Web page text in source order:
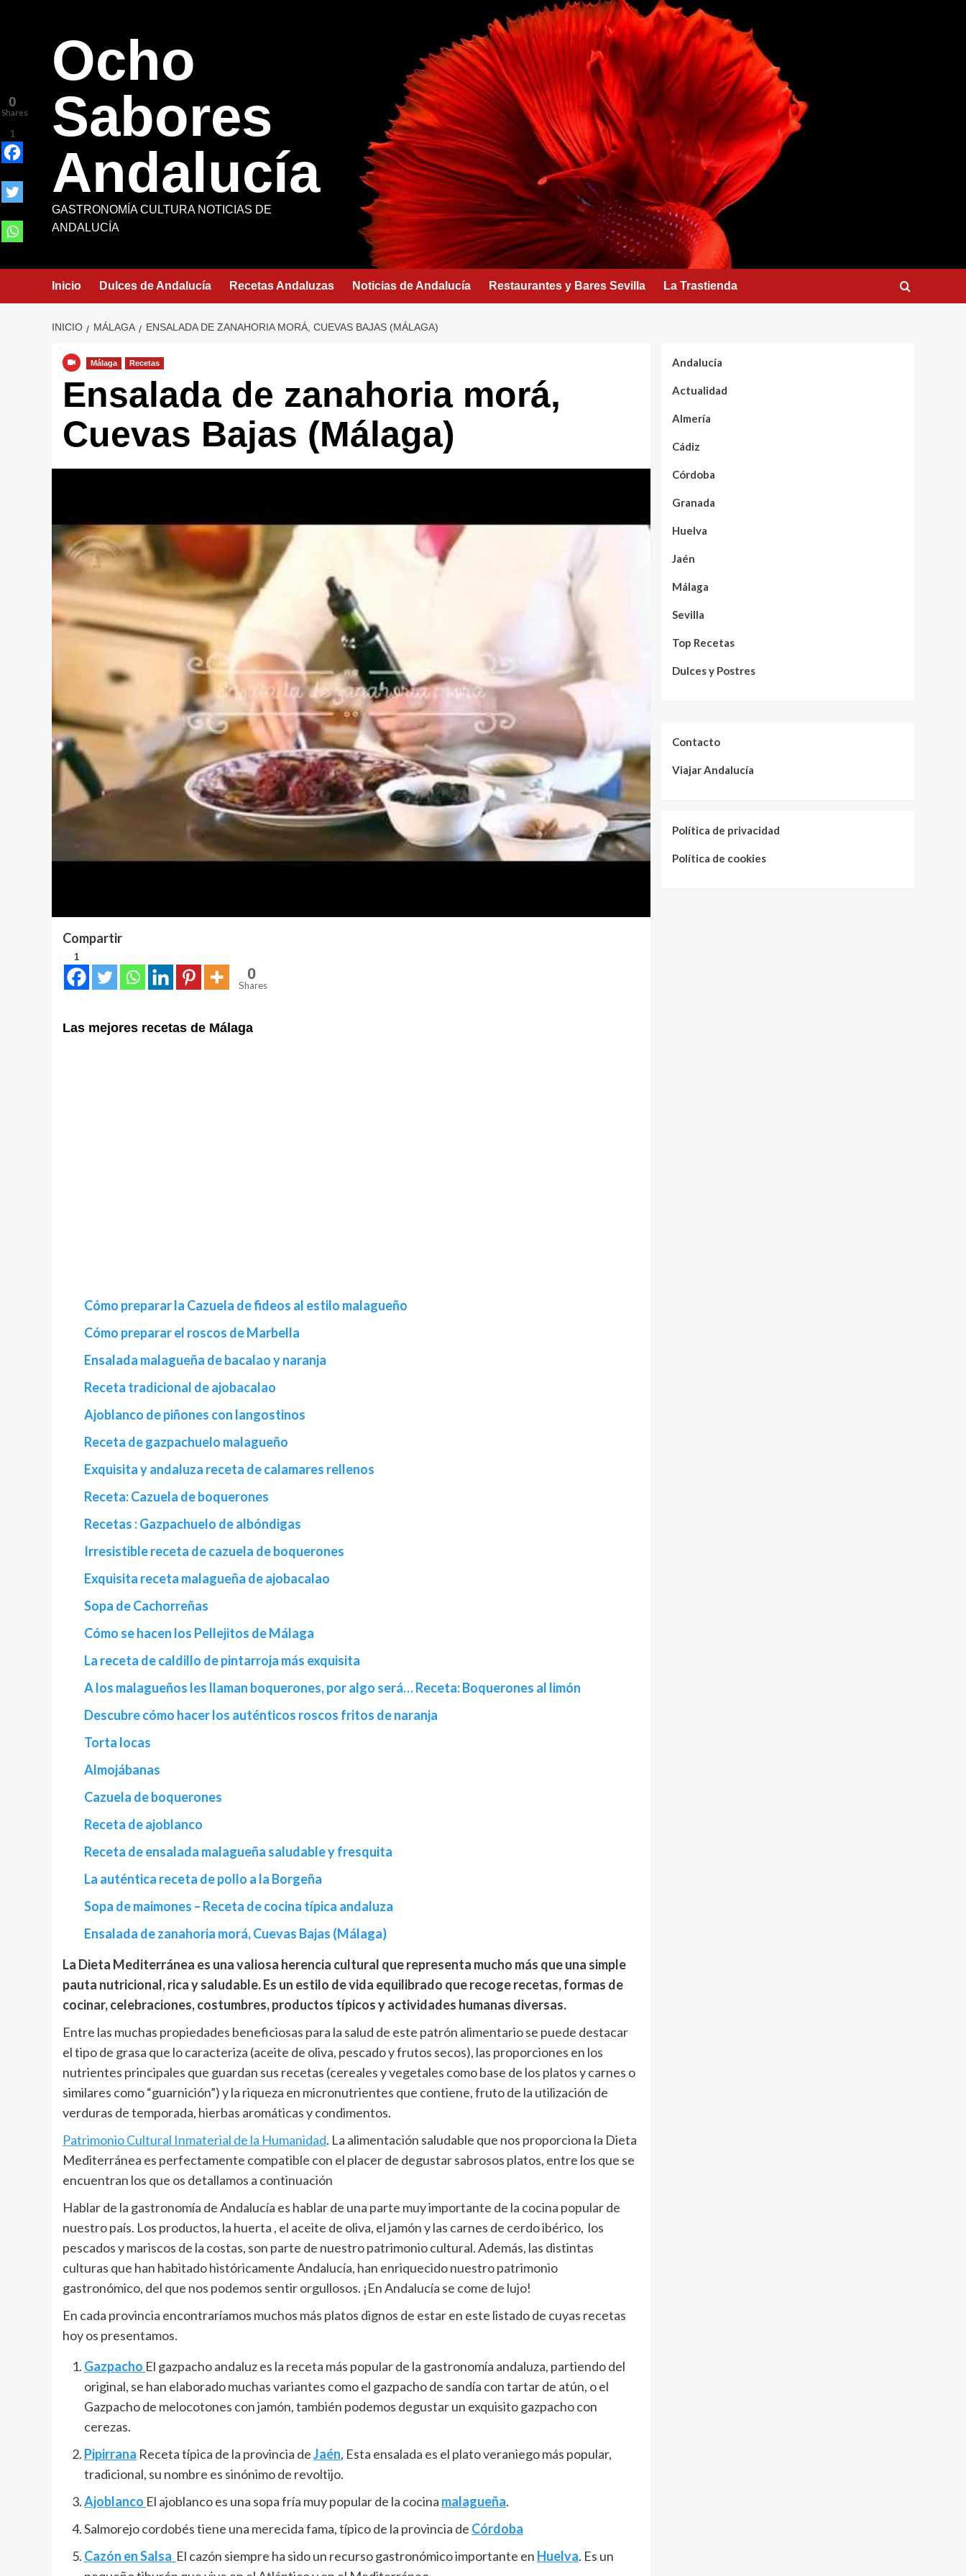
Ocho
Sabores
Andalucía
GASTRONOMÍA CULTURA NOTICIAS DE
ANDALUCÍA
Inicio Dulces de Andalucía Recetas Andaluzas Noticias de Andalucía Restaurantes y Bares Sevilla La Trastienda
INICIO MÁLAGA ENSALADA DE ZANAHORIA MORÁ, CUEVAS BAJAS (MÁLAGA)
Málaga Recetas
Ensalada de zanahoria morá,
Cuevas Bajas (Málaga)
Compartir
1
0
Shares
Las mejores recetas de Málaga
Cómo preparar la Cazuela de fideos al estilo malagueño
Cómo preparar el roscos de Marbella
Ensalada malagueña de bacalao y naranja
Receta tradicional de ajobacalao
Ajoblanco de piñones con langostinos
Receta de gazpachuelo malagueño
Exquisita y andaluza receta de calamares rellenos
Receta: Cazuela de boquerones
Recetas : Gazpachuelo de albóndigas
Irresistible receta de cazuela de boquerones
Exquisita receta malagueña de ajobacalao
Sopa de Cachorreñas
Cómo se hacen los Pellejitos de Málaga
La receta de caldillo de pintarroja más exquisita
A los malagueños les llaman boquerones, por algo será… Receta: Boquerones al limón
Descubre cómo hacer los auténticos roscos fritos de naranja
Torta locas
Almojábanas
Cazuela de boquerones
Receta de ajoblanco
Receta de ensalada malagueña saludable y fresquita
La auténtica receta de pollo a la Borgeña
Sopa de maimones – Receta de cocina típica andaluza
Ensalada de zanahoria morá, Cuevas Bajas (Málaga)
La Dieta Mediterránea es una valiosa herencia cultural que representa mucho más que una simple
pauta nutricional, rica y saludable. Es un estilo de vida equilibrado que recoge recetas, formas de
cocinar, celebraciones, costumbres, productos típicos y actividades humanas diversas.
Entre las muchas propiedades beneficiosas para la salud de este patrón alimentario se puede destacar
el tipo de grasa que lo caracteriza (aceite de oliva, pescado y frutos secos), las proporciones en los
nutrientes principales que guardan sus recetas (cereales y vegetales como base de los platos y carnes o
similares como “guarnición”) y la riqueza en micronutrientes que contiene, fruto de la utilización de
verduras de temporada, hierbas aromáticas y condimentos.
Patrimonio Cultural Inmaterial de la Humanidad. La alimentación saludable que nos proporciona la Dieta
Mediterránea es perfectamente compatible con el placer de degustar sabrosos platos, entre los que se
encuentran los que os detallamos a continuación
Hablar de la gastronomía de Andalucía es hablar de una parte muy importante de la cocina popular de
nuestro país. Los productos, la huerta , el aceite de oliva, el jamón y las carnes de cerdo ibérico, los
pescados y mariscos de la costas, son parte de nuestro patrimonio cultural. Además, las distintas
culturas que han habitado históricamente Andalucía, han enriquecido nuestro patrimonio
gastronómico, del que nos podemos sentir orgullosos. ¡En Andalucía se come de lujo!
En cada provincia encontraríamos muchos más platos dignos de estar en este listado de cuyas recetas
hoy os presentamos.
Gazpacho El gazpacho andaluz es la receta más popular de la gastronomía andaluza, partiendo del
original, se han elaborado muchas variantes como el gazpacho de sandía con tartar de atún, o el
Gazpacho de melocotones con jamón, también podemos degustar un exquisito gazpacho con
cerezas.
Pipirrana Receta típica de la provincia deJaén, Esta ensalada es el plato veraniego más popular,
tradicional, su nombre es sinónimo de revoltijo.
Ajoblanco El ajoblanco es una sopa fría muy popular de la cocina malagueña.​
Salmorejo cordobés tiene una merecida fama, típico de la provincia de Córdoba
Cazón en Salsa El cazón siempre ha sido un recurso gastronómico importante en Huelva. Es un
0
Shares
1
Andalucía
Actualidad
Almería
Cádiz
Córdoba
Granada
Huelva
Jaén
Málaga
Sevilla
Top Recetas
Dulces y Postres
Contacto
Viajar Andalucía
Política de privacidad
Política de cookies